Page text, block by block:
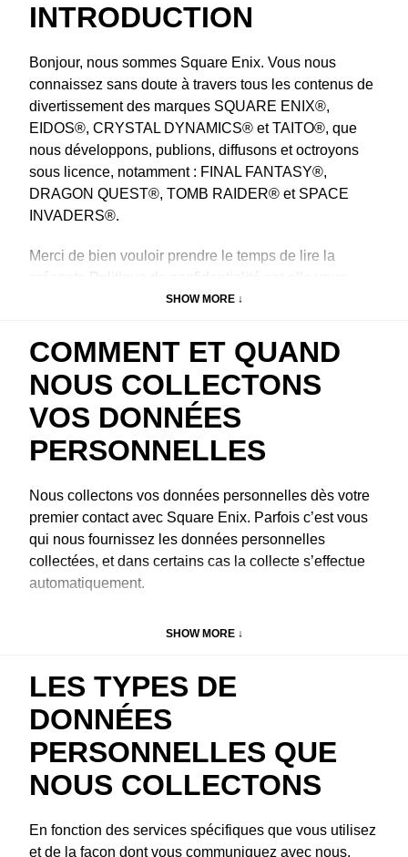
INTRODUCTION
Bonjour, nous sommes Square Enix. Vous nous
connaissez sans doute à travers tous les contenus de
divertissement des marques SQUARE ENIX®,
EIDOS®, CRYSTAL DYNAMICS® et TAITO®, que
nous développons, publions, diffusons et octroyons
sous licence, notamment : FINAL FANTASY®,
DRAGON QUEST®, TOMB RAIDER® et SPACE
INVADERS®.
Merci de bien vouloir prendre le temps de lire la
présente Politique de confidentialité car elle vous
explique comment nous collectons, utilisons et
SHOW MORE ↓
COMMENT ET QUAND
NOUS COLLECTONS
VOS DONNÉES
PERSONNELLES
Nous collectons vos données personnelles dès votre
premier contact avec Square Enix. Parfois c’est vous
qui nous fournissez les données personnelles
collectées, et dans certains cas la collecte s’effectue
automatiquement.
l'un de nos jeux ; vous participez à l'un de nos
tournois ; vous postulez un emploi chez nous ; vous
assistez à un entretien ou une évaluation ; vous
acceptez de recevoir nos messages de marketing ;
vous vous abonnez à nos listes de publipostage ;
vous nous appelez, nous envoyez un e-mail ou
chattez avec nous en ligne ; vous chattez avec nous
pendant une partie de jeu ; vous nous achetez
SHOW MORE ↓
LES TYPES DE
DONNÉES
PERSONNELLES QUE
NOUS COLLECTONS
En fonction des services spécifiques que vous utilisez
et de la façon dont vous communiquez avec nous,